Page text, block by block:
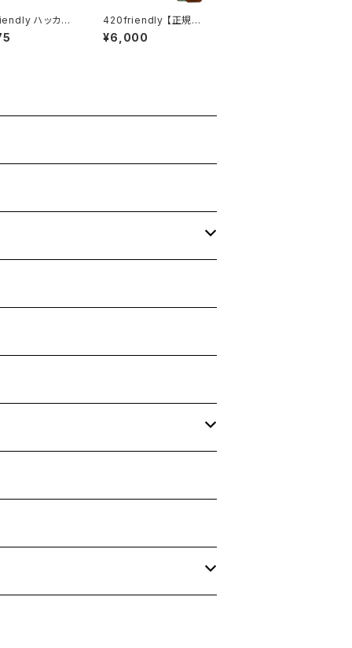
ハッカ用
ニサイズ
本セット)
420friendly 【正規品】
Monkey Pipe モンキ
ーパイプ オリジナル (ス
¥6,000